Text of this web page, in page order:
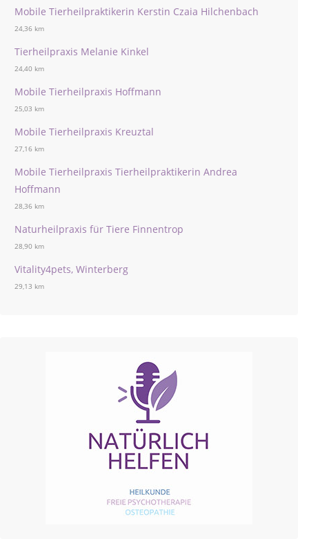
Mobile Tierheilpraktikerin Kerstin Czaia Hilchenbach
24,36 km
Tierheilpraxis Melanie Kinkel
24,40 km
Mobile Tierheilpraxis Hoffmann
25,03 km
Mobile Tierheilpraxis Kreuztal
27,16 km
Mobile Tierheilpraxis Tierheilpraktikerin Andrea
Hoffmann
28,36 km
Naturheilpraxis für Tiere Finnentrop
28,90 km
Vitality4pets, Winterberg
29,13 km